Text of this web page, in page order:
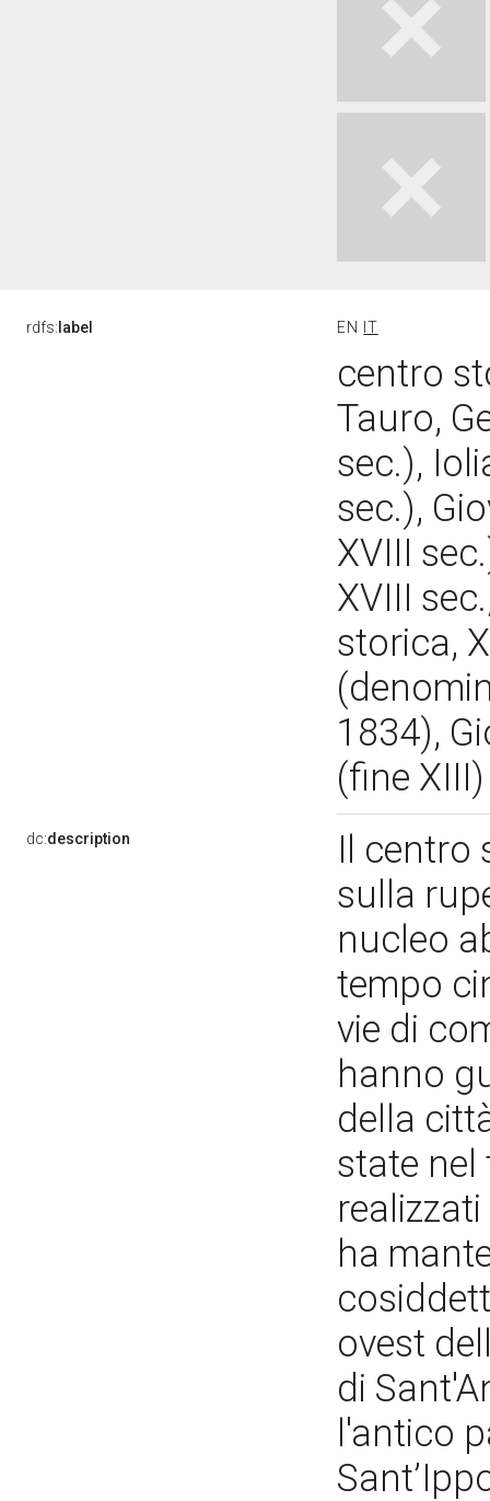
rdfs: label EN IT
centro
Tauro,
sec.),
sec.),
XVIII
XVIII
storica,
1834),
(fine
dc:description
Il centro
sulla
nucleo
tempo
vie di
hanno
della
state nel
ha
ovest
di
l'antico